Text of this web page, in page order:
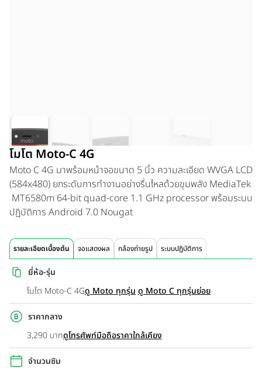
โมโต Moto-C 4G
Moto C 4G มาพร้อมหน้าจอขนาด 5 นิ้ว ความละเอียด WVGA LCD
(584x480) ยกระดับการทำงานอย่างรื่นไหลด้วยขุมพลัง MediaTek
MT6580m 64-bit quad-core 1.1 GHz processor พร้อมระบบ
ปฏิบัติการ Android 7.0 Nougat
รายละเอียดเบื้องต้น จอแสดงผล กล้องถ่ายรูป ระบบปฏิบัติการ
ยี่ห้อ-รุ่น
โมโต Moto-C 4Gดู Moto ทุกรุ่นดู Moto C ทุกรุ่นย่อย
ราคากลาง
3,290 บาทดูโทรศัพท์มือถือราคาใกล้เคียง
จำนวนซิม